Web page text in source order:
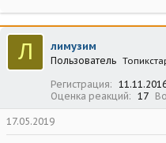
Л лимузим
Пользователь
Регистрация
Оценка реакций
17
17.05.2019